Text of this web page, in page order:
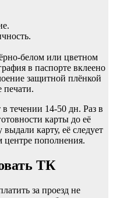
белом или цветном
в паспорте вклеено
защитной плёнкой
печати.
течении 14-50 дн. Раз в
карты до её
карту, её следует
центре пополнения.
ТК
за проезд не